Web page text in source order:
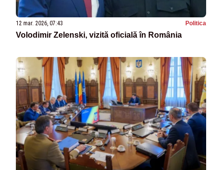
12 mar. 2026, 07:43 Politica
Volodimir Zelenski, vizită oficială în România